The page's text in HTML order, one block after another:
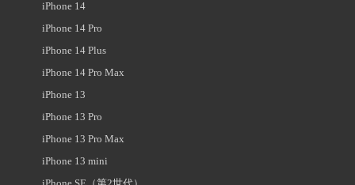
iPhone 14
iPhone 14 Pro
iPhone 14 Plus
iPhone 14 Pro Max
iPhone 13
iPhone 13 Pro
iPhone 13 Pro Max
iPhone 13 mini